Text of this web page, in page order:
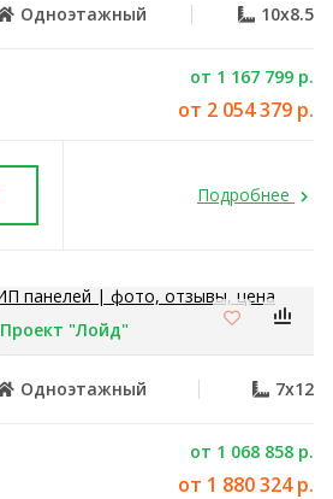
Одноэтажный 10x8.5
от 1 167 799 р.
от 2 054 379 р.
Подробнее
Проект "Лойд"
Одноэтажный 7x12
от 1 068 858 р.
от 1 880 324 р.